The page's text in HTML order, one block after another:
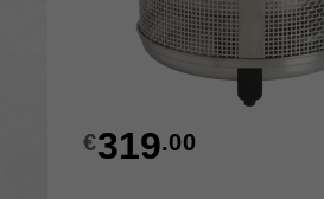
€319.00